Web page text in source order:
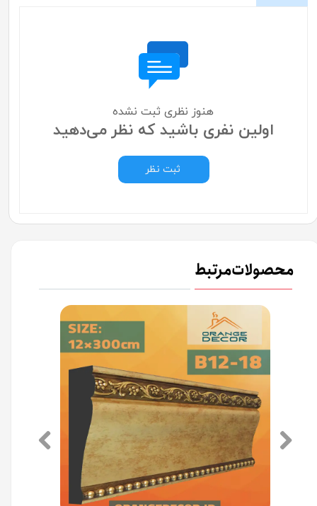
هنوز نظری ثبت نشده
اولین نفری باشید که نظر می‌دهید
ثبت نظر
محصولات مرتبط